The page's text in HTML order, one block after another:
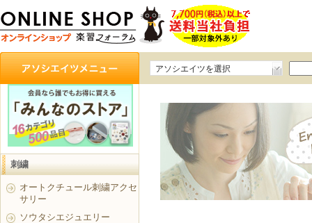
アソシエイツを選択
刺繍
オートクチュール刺繍アクセ
サリー
ソウタシエジュエリー